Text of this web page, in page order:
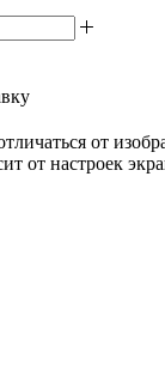
от
от настроек